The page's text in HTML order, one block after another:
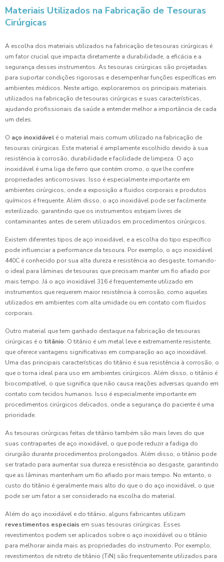
Materiais Utilizados na Fabricação de Tesouras
Cirúrgicas
A escolha dos materiais utilizados na fabricação de tesouras cirúrgicas é
um fator crucial que impacta diretamente a durabilidade, a eficácia e a
segurança desses instrumentos. As tesouras cirúrgicas são projetadas
para suportar condições rigorosas e desempenhar funções específicas em
ambientes médicos. Neste artigo, exploraremos os principais materiais
utilizados na fabricação de tesouras cirúrgicas e suas características,
ajudando profissionais da saúde a entender melhor a importância de cada
um deles.
O aço inoxidável é o material mais comum utilizado na fabricação de
tesouras cirúrgicas. Este material é amplamente escolhido devido à sua
resistência à corrosão, durabilidade e facilidade de limpeza. O aço
inoxidável é uma liga de ferro que contém cromo, o que lhe confere
propriedades anticorrosivas. Isso é especialmente importante em
ambientes cirúrgicos, onde a exposição a fluidos corporais e produtos
químicos é frequente. Além disso, o aço inoxidável pode ser facilmente
esterilizado, garantindo que os instrumentos estejam livres de
contaminantes antes de serem utilizados em procedimentos cirúrgicos.
Existem diferentes tipos de aço inoxidável, e a escolha do tipo específico
pode influenciar a performance da tesoura. Por exemplo, o aço inoxidável
440C é conhecido por sua alta dureza e resistência ao desgaste, tornando-
o ideal para lâminas de tesouras que precisam manter um fio afiado por
mais tempo. Já o aço inoxidável 316 é frequentemente utilizado em
instrumentos que requerem maior resistência à corrosão, como aqueles
utilizados em ambientes com alta umidade ou em contato com fluidos
corporais.
Outro material que tem ganhado destaque na fabricação de tesouras
cirúrgicas é o titânio. O titânio é um metal leve e extremamente resistente,
que oferece vantagens significativas em comparação ao aço inoxidável.
Uma das principais características do titânio é sua resistência à corrosão, o
que o torna ideal para uso em ambientes cirúrgicos. Além disso, o titânio é
biocompatível, o que significa que não causa reações adversas quando em
contato com tecidos humanos. Isso é especialmente importante em
procedimentos cirúrgicos delicados, onde a segurança do paciente é uma
prioridade.
As tesouras cirúrgicas feitas de titânio também são mais leves do que
suas contrapartes de aço inoxidável, o que pode reduzir a fadiga do
cirurgião durante procedimentos prolongados. Além disso, o titânio pode
ser tratado para aumentar sua dureza e resistência ao desgaste, garantindo
que as lâminas mantenham um fio afiado por mais tempo. No entanto, o
custo do titânio é geralmente mais alto do que o do aço inoxidável, o que
pode ser um fator a ser considerado na escolha do material.
Além do aço inoxidável e do titânio, alguns fabricantes utilizam
revestimentos especiais em suas tesouras cirúrgicas. Esses
revestimentos podem ser aplicados sobre o aço inoxidável ou o titânio
para melhorar ainda mais as propriedades do instrumento. Por exemplo,
revestimentos de nitreto de titânio (TiN) são frequentemente utilizados para